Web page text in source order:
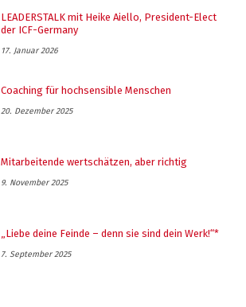
LEADERSTALK mit Heike Aiello, President-Elect
der ICF-Germany
17. Januar 2026
Coaching für hochsensible Menschen
20. Dezember 2025
Mitarbeitende wertschätzen, aber richtig
9. November 2025
„Liebe deine Feinde – denn sie sind dein Werk!“*
7. September 2025